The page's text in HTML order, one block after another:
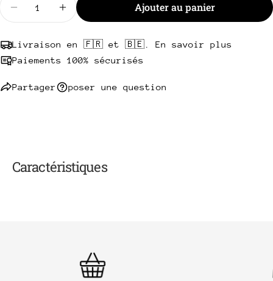
Diminuer la quantité pour Contre-filet Angus
Augmenter la quantité pour Contre-filet
Ajouter au panier
Livraison en 🇫🇷 et 🇧🇪. En savoir plus
Paiements 100% sécurisés
Partager poser une question
Les champs marqués * sont obligatoires.
Caractéristiques